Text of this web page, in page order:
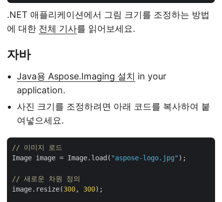
.NET 애플리케이션에서 그림 크기를 조정하는 방법
에 대한 전체 기사를 읽어보세요.
자바
Java용 Aspose.Imaging 설치 in your
application.
사진 크기를 조정하려면 아래 코드를 복사하여 붙
여넣으세요.
// 이미지 로드
Image image = Image.load( "aspose-logo.jpg" );
// 새로운 차원 정의
image.resize(300, 300);